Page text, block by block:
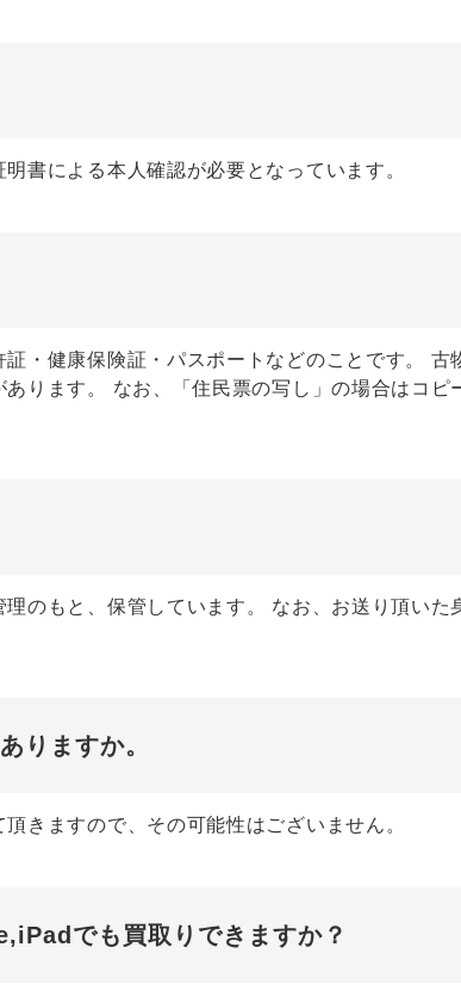
書による本人確認が必要となっています。
・健康保険証・パスポートなどのことです。
ります。 なお、「住民票の写し」の場合はコ
のもと、保管しています。 なお、お送り頂いた
りますか。
きますので、その可能性はございません。
でも買取りできますか？